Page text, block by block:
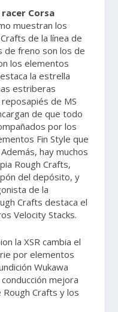
Corsa
muestran los
de la línea de
de freno son los de
los elementos
la estrella
estriberas
de MS
de que todo
por los
Fin Style que
hay muchos
Rough Crafts,
del depósito, y
de la
Crafts destaca el
Velocity Stacks.
la XSR cambia el
por elementos
Wukawa
mejora
Rough Crafts y los